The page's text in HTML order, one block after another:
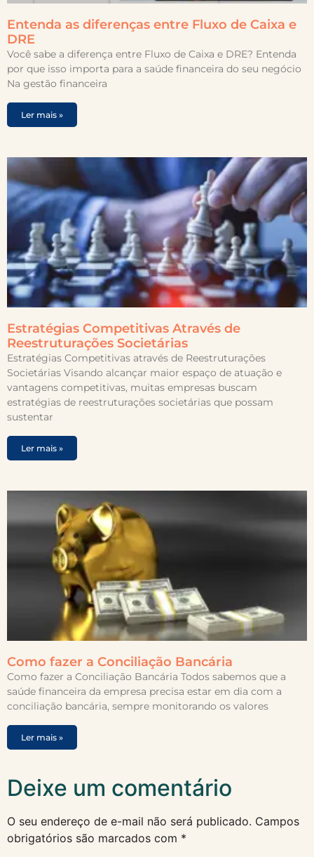
Entenda as diferenças entre Fluxo de Caixa e
DRE
Você sabe a diferença entre Fluxo de Caixa e DRE? Entenda
por que isso importa para a saúde financeira do seu negócio
Na gestão financeira
Ler mais »
Estratégias Competitivas Através de
Reestruturações Societárias
Estratégias Competitivas através de Reestruturações
Societárias Visando alcançar maior espaço de atuação e
vantagens competitivas, muitas empresas buscam
estratégias de reestruturações societárias que possam
sustentar
Ler mais »
Como fazer a Conciliação Bancária
Como fazer a Conciliação Bancária Todos sabemos que a
saúde financeira da empresa precisa estar em dia com a
conciliação bancária, sempre monitorando os valores
Ler mais »
Deixe um comentário
O seu endereço de e-mail não será publicado. Campos
obrigatórios são marcados com *